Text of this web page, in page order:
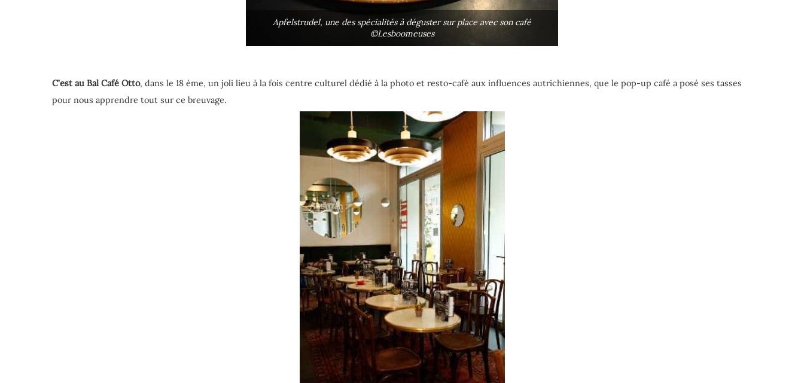
Apfelstrudel, une des spécialités à déguster sur place avec son café
©Lesboomeuses
C’est au Bal Café Otto, dans le 18 ème, un joli lieu à la fois centre culturel dédié à la photo et resto-café aux influences autrichiennes, que le pop-up café a posé ses tasses
pour nous apprendre tout sur ce breuvage.